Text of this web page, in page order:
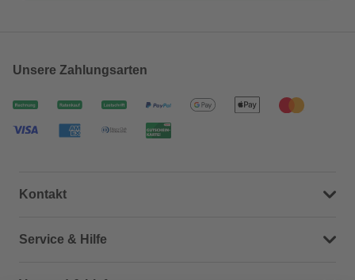
Unsere Zahlungsarten
Kontakt
Dein Kontakt zu uns
Service & Hilfe